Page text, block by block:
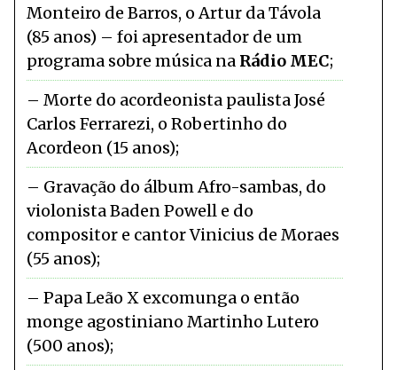
Monteiro de Barros, o Artur da Távola
(85 anos) – foi apresentador de um
programa sobre música na Rádio MEC
Morte do acordeonista paulista José
Carlos Ferrarezi, o Robertinho do
Acordeon (15 anos)
Gravação do álbum Afro-sambas, do
violonista Baden Powell e do
compositor e cantor Vinicius de Moraes
(55 anos)
Papa Leão X excomunga o então
monge agostiniano Martinho Lutero
(500 anos)